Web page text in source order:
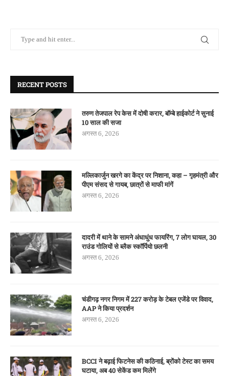
RECENT POSTS
तरुण तेजपाल रेप केस में दोषी करार, बॉम्बे हाईकोर्ट ने सुनाई
10 साल की सजा
अगस्त 6, 2026
मल्लिकार्जुन खरगे का केंद्र पर निशाना, कहा – गृहमंत्री और
पीएम संसद से गायब, छात्रों से माफी मांगें
अगस्त 6, 2026
दादरी में थाने के सामने अंधाधुंध फायरिंग, 7 लोग घायल, 30
राउंड गोलियों से ब्लैक स्कॉर्पियो छलनी
अगस्त 6, 2026
चंडीगढ़ नगर निगम में 227 करोड़ के टेबल एजेंडे पर विवाद,
AAP ने किया प्रदर्शन
अगस्त 6, 2026
BCCI ने बढ़ाई फिटनेस की कठिनाई, ब्रोंको टेस्ट का समय
घटाया, अब 40 सेकेंड कम मिलेंगे